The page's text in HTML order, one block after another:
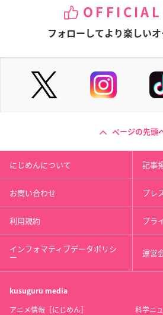
OFFICIAL
フォローしてより楽しいオ
ページの先頭
にじめんについて 記事
お問い合わせ プレ
利用規約 プラ
インフォマティブデータポリシ
ー 運営
kusuguru media
アニメ情報［にじめん］ 科学ニ